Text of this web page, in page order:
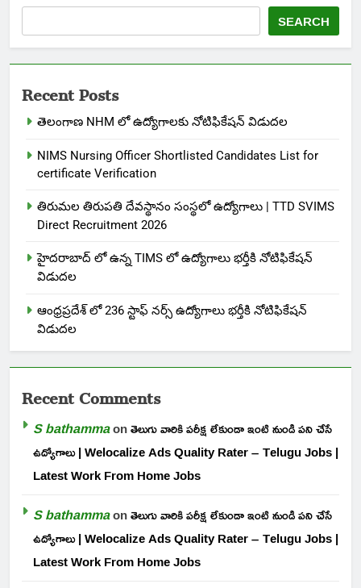
SEARCH
Recent Posts
తెలంగాణ NHM లో ఉద్యోగాలకు నోటిఫికేషన్ విడుదల
NIMS Nursing Officer Shortlisted Candidates List for
certificate Verification
తిరుమల తిరుపతి దేవస్థానం సంస్థలో ఉద్యోగాలు | TTD SVIMS
Direct Recruitment 2026
హైదరాబాద్ లో ఉన్న TIMS లో ఉద్యోగాలు భర్తీకి నోటిఫికేషన్
విడుదల
ఆంధ్రప్రదేశ్ లో 236 స్టాఫ్ నర్స్ ఉద్యోగాలు భర్తీకి నోటిఫికేషన్
విడుదల
Recent Comments
S bathammaonతెలుగు వారికి పరీక్ష లేకుండా ఇంటి నుండి పని చేసే
ఉద్యోగాలు | Welocalize Ads Quality Rater – Telugu Jobs |
Latest Work From Home Jobs
S bathammaonతెలుగు వారికి పరీక్ష లేకుండా ఇంటి నుండి పని చేసే
ఉద్యోగాలు | Welocalize Ads Quality Rater – Telugu Jobs |
Latest Work From Home Jobs